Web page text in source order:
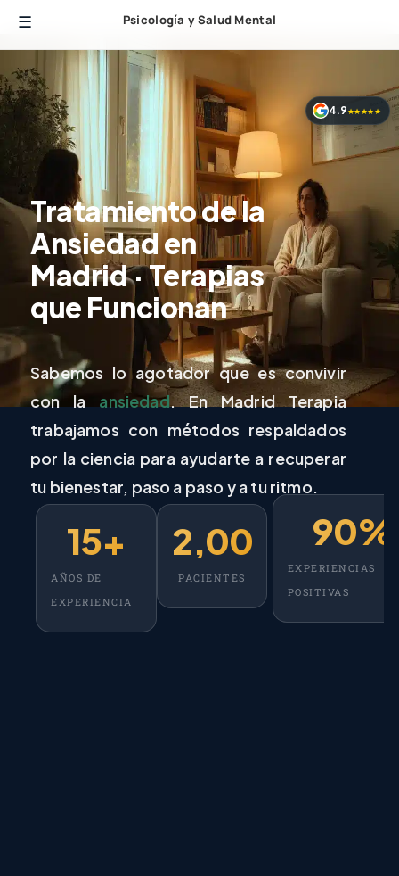
Psicología y Salud Mental
Tratamiento de la
Ansiedad en
Madrid · Terapias
que Funcionan
Sabemos lo agotador que es convivir
con la ansiedad. En Madrid Terapia
trabajamos con métodos respaldados
por la ciencia para ayudarte a recuperar
tu bienestar, paso a paso y a tu ritmo.
AÑOS DE
EXPERIENCIA
15+
PACIENTES
2,000
EXPERIENCIAS
POSITIVAS
90%
4.9★★★★★